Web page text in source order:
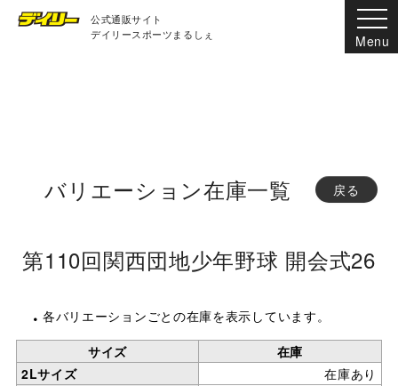
公式通販サイト
デイリースポーツまるしぇ
バリエーション在庫一覧 戻る
第110回関西団地少年野球 開会式26
各バリエーションごとの在庫を表示しています。
サイズ
在庫
2Lサイズ
在庫あり